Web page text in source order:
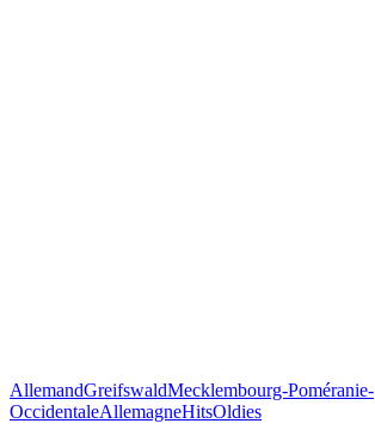
AllemandGreifswaldMecklembourg-Poméranie-
OccidentaleAllemagneHitsOldies